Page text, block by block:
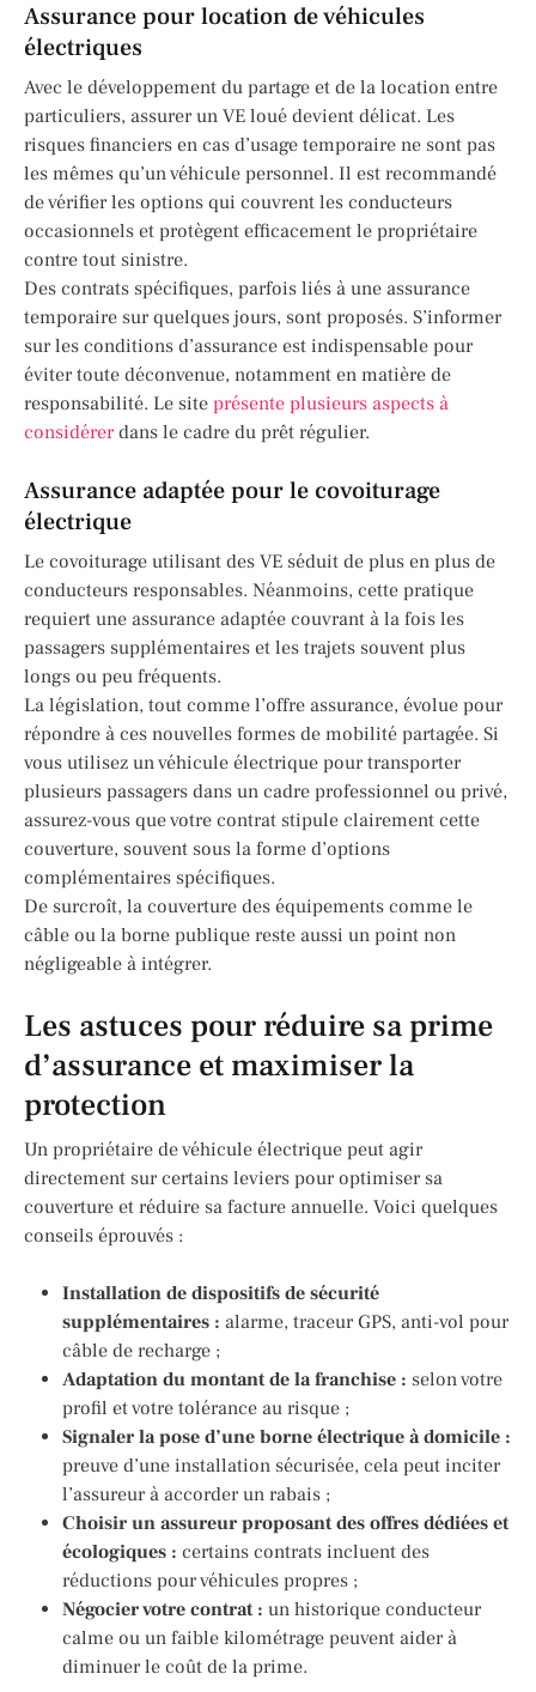
Assurance pour location de véhicules
électriques
Avec le développement du partage et de la location entre
particuliers, assurer un VE loué devient délicat. Les
risques financiers en cas d’usage temporaire ne sont pas
les mêmes qu’un véhicule personnel. Il est recommandé
de vérifier les options qui couvrent les conducteurs
occasionnels et protègent efficacement le propriétaire
contre tout sinistre.
Des contrats spécifiques, parfois liés à une assurance
temporaire sur quelques jours, sont proposés. S’informer
sur les conditions d’assurance est indispensable pour
éviter toute déconvenue, notamment en matière de
responsabilité. Le site présente plusieurs aspects à
considérerdans le cadre du prêt régulier.
Assurance adaptée pour le covoiturage
électrique
Le covoiturage utilisant des VE séduit de plus en plus de
conducteurs responsables. Néanmoins, cette pratique
requiert une assurance adaptée couvrant à la fois les
passagers supplémentaires et les trajets souvent plus
longs ou peu fréquents.
La législation, tout comme l’offre assurance, évolue pour
répondre à ces nouvelles formes de mobilité partagée. Si
vous utilisez un véhicule électrique pour transporter
plusieurs passagers dans un cadre professionnel ou privé,
assurez-vous que votre contrat stipule clairement cette
couverture, souvent sous la forme d’options
complémentaires spécifiques.
De surcroît, la couverture des équipements comme le
câble ou la borne publique reste aussi un point non
négligeable à intégrer.
Les astuces pour réduire sa prime
d’assurance et maximiser la
protection
Un propriétaire de véhicule électrique peut agir
directement sur certains leviers pour optimiser sa
couverture et réduire sa facture annuelle. Voici quelques
conseils éprouvés :
Installation de dispositifs de sécurité
supplémentaires : alarme, traceur GPS, anti-vol pour
câble de recharge ;
Adaptation du montant de la franchise : selon votre
profil et votre tolérance au risque ;
Signaler la pose d’une borne électrique à domicile :
preuve d’une installation sécurisée, cela peut inciter
l’assureur à accorder un rabais ;
Choisir un assureur proposant des offres dédiées et
écologiques : certains contrats incluent des
réductions pour véhicules propres ;
Négocier votre contrat : un historique conducteur
calme ou un faible kilométrage peuvent aider à
diminuer le coût de la prime.